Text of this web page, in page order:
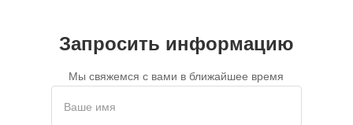
Запросить информацию
Мы свяжемся с вами в ближайшее время
Ваше имя